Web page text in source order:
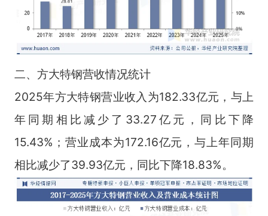
二、方大特钢营收情况统计
2025年方大特钢营业收入为182.33亿元，与上
年同期相比减少了33.27亿元，同比下降
15.43%；营业成本为172.16亿元，与上年同期
相比减少了39.93亿元，同比下降18.83%。